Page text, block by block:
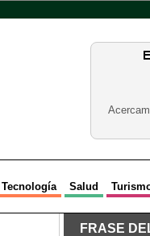
Tecnología Salud
FRASE